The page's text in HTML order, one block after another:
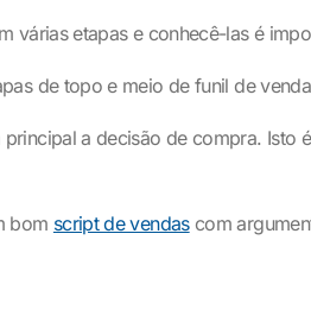
várias etapas e conhecê-las é
de topo e meio de funil de
a decisão de compra.
bom script de vendascom